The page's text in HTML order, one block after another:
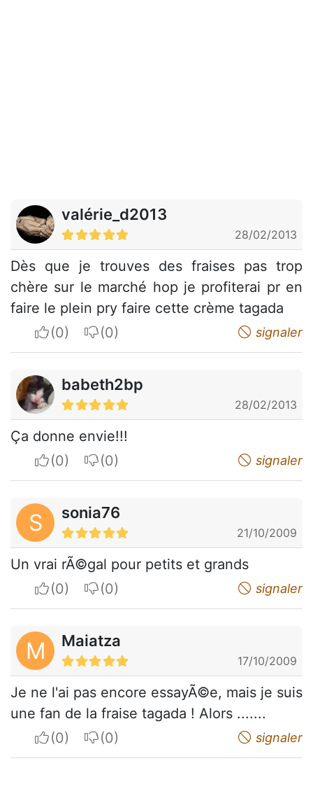
valérie_d2013
28/02/2013
Dès que je trouves des fraises pas trop
chère sur le marché hop je profiterai pr en
faire le plein pry faire cette crème tagada
I apreciateI do not appreciate signaler
babeth2bp
28/02/2013
Ça donne envie!!!
I apreciateI do not appreciate signaler
S sonia76
21/10/2009
Un vrai rÃ©gal pour petits et grands
I apreciateI do not appreciate signaler
M Maiatza
17/10/2009
Je ne l'ai pas encore essayÃ©e, mais je suis
une fan de la fraise tagada ! Alors .......
I apreciateI do not appreciate signaler